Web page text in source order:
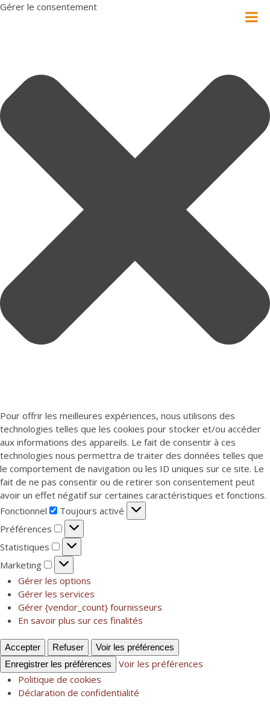
Gérer le consentement
Pour offrir les meilleures expériences, nous utilisons des
technologies telles que les cookies pour stocker et/ou accéder
aux informations des appareils. Le fait de consentir à ces
technologies nous permettra de traiter des données telles que
le comportement de navigation ou les ID uniques sur ce site. Le
fait de ne pas consentir ou de retirer son consentement peut
avoir un effet négatif sur certaines caractéristiques et fonctions.
Fonctionnel
Fonctionnel
Toujours activé
Préférences
Préférences
Statistiques
Statistiques
Marketing
Marketing
Gérer les options
Gérer les services
Gérer {vendor_count} fournisseurs
En savoir plus sur ces finalités
Accepter Refuser
Voir les préférences
Enregistrer les préférences
Voir les préférences
Politique de cookies
Déclaration de confidentialité